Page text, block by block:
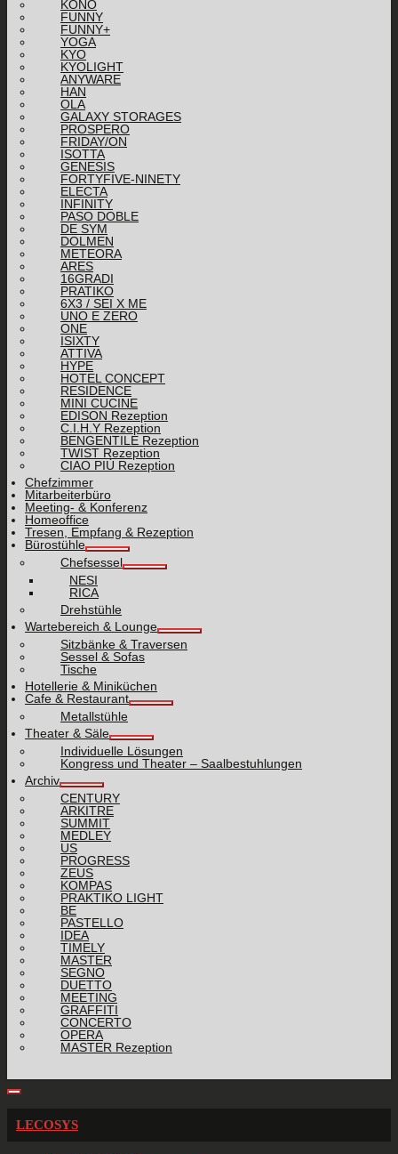
KONO
FUNNY
FUNNY+
YOGA
KYO
KYOLIGHT
ANYWARE
HAN
OLA
GALAXY STORAGES
PROSPERO
FRIDAY/ON
ISOTTA
GENESIS
FORTYFIVE-NINETY
ELECTA
INFINITY
PASO DOBLE
DE SYM
DOLMEN
METEORA
ARES
16GRADI
PRATIKO
6X3 / SEI X ME
UNO E ZERO
ONE
ISIXTY
ATTIVA
HYPE
HOTEL CONCEPT
RESIDENCE
MINI CUCINE
EDISON Rezeption
C.I.H.Y Rezeption
BENGENTILE Rezeption
TWIST Rezeption
CIAO PIÙ Rezeption
Chefzimmer
Mitarbeiterbüro
Meeting- & Konferenz
Homeoffice
Tresen, Empfang & Rezeption
Bürostühle
Chefsessel
NESI
RICA
Drehstühle
Wartebereich & Lounge
Sitzbänke & Traversen
Sessel & Sofas
Tische
Hotellerie & Miniküchen
Cafe & Restaurant
Metallstühle
Theater & Säle
Individuelle Lösungen
Kongress und Theater – Saalbestuhlungen
Archiv
CENTURY
ARKITRE
SUMMIT
MEDLEY
US
PROGRESS
ZEUS
KOMPAS
PRAKTIKO LIGHT
BE
PASTELLO
IDEA
TIMELY
MASTER
SEGNO
DUETTO
MEETING
GRAFFITI
CONCERTO
OPERA
MASTER Rezeption
LECOSYS